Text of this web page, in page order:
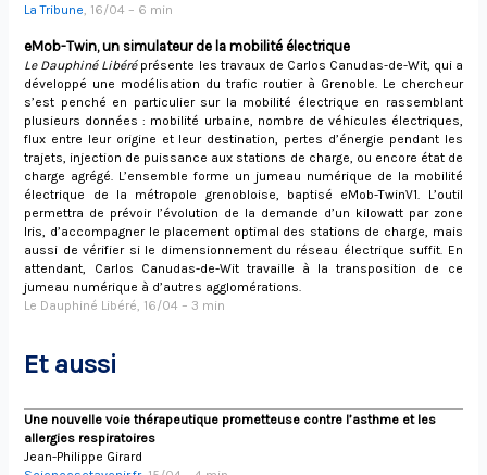
La Tribune , 16/04 – 6 min
eMob-Twin, un simulateur de la mobilité électrique
Le Dauphiné Libéréprésente les travaux de Carlos Canudas-de-Wit, qui a
développé une modélisation du trafic routier à Grenoble. Le chercheur
s’est penché en particulier sur la mobilité électrique en rassemblant
plusieurs données : mobilité urbaine, nombre de véhicules électriques,
flux entre leur origine et leur destination, pertes d’énergie pendant les
trajets, injection de puissance aux stations de charge, ou encore état de
charge agrégé. L’ensemble forme un jumeau numérique de la mobilité
électrique de la métropole grenobloise, baptisé eMob-TwinV1. L’outil
permettra de prévoir l’évolution de la demande d’un kilowatt par zone
Iris, d’accompagner le placement optimal des stations de charge, mais
aussi de vérifier si le dimensionnement du réseau électrique suffit. En
attendant, Carlos Canudas-de-Wit travaille à la transposition de ce
jumeau numérique à d’autres agglomérations.
Le Dauphiné Libéré, 16/04 – 3 min
Et aussi
Une nouvelle voie thérapeutique prometteuse contre l’asthme et les
allergies respiratoires
Jean-Philippe Girard